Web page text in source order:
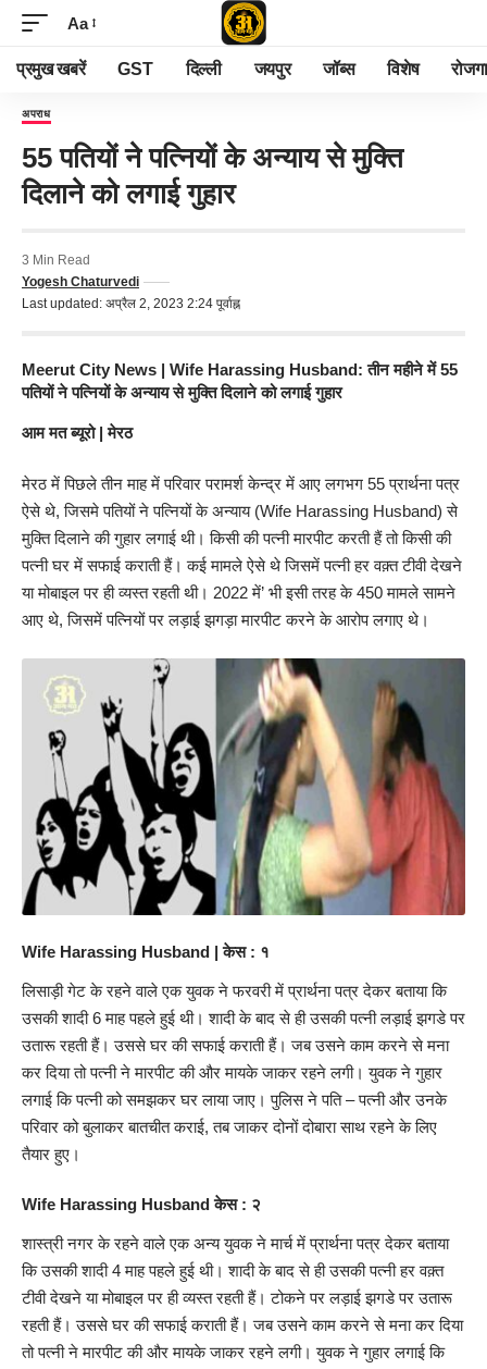
Aa
प्रमुख खबरें GST दिल्ली जयपुर जॉब्स विशेष
अपराध
55 पतियों ने पत्नियों के अन्याय से मुक्ति
दिलाने को लगाई गुहार
Last updated: अप्रैल 2, 2023 2:24 पूर्वाह्न
Yogesh Chaturvedi
3 Min Read
Meerut City News | Wife Harassing Husband: तीन महीने में 55
पतियों ने पत्नियों के अन्याय से मुक्ति दिलाने को लगाई गुहार
आम मत ब्यूरो | मेरठ
मेरठ में पिछले तीन माह में परिवार परामर्श केन्द्र में आए लगभग 55 प्रार्थना पत्र
ऐसे थे, जिसमे पतियों ने पत्नियों के अन्याय (Wife Harassing Husband) से
मुक्ति दिलाने की गुहार लगाई थी। किसी की पत्नी मारपीट करती हैं तो किसी की
पत्नी घर में सफाई कराती हैं। कई मामले ऐसे थे जिसमें पत्नी हर वक़्त टीवी देखने
या मोबाइल पर ही व्यस्त रहती थी। 2022 में’ भी इसी तरह के 450 मामले सामने
आए थे, जिसमें पत्नियों पर लड़ाई झगड़ा मारपीट करने के आरोप लगाए थे।
Wife Harassing Husband | केस : १
लिसाड़ी गेट के रहने वाले एक युवक ने फरवरी में प्रार्थना पत्र देकर बताया कि
उसकी शादी 6 माह पहले हुई थी। शादी के बाद से ही उसकी पत्नी लड़ाई झगडे पर
उतारू रहती हैं। उससे घर की सफाई कराती हैं। जब उसने काम करने से मना
कर दिया तो पत्नी ने मारपीट की और मायके जाकर रहने लगी। युवक ने गुहार
लगाई कि पत्नी को समझकर घर लाया जाए। पुलिस ने पति – पत्नी और उनके
परिवार को बुलाकर बातचीत कराई, तब जाकर दोनों दोबारा साथ रहने के लिए
तैयार हुए।
Wife Harassing Husband केस : २
शास्त्री नगर के रहने वाले एक अन्य युवक ने मार्च में प्रार्थना पत्र देकर बताया
कि उसकी शादी 4 माह पहले हुई थी। शादी के बाद से ही उसकी पत्नी हर वक़्त
टीवी देखने या मोबाइल पर ही व्यस्त रहती हैं। टोकने पर लड़ाई झगडे पर उतारू
रहती हैं। उससे घर की सफाई कराती हैं। जब उसने काम करने से मना कर दिया
तो पत्नी ने मारपीट की और मायके जाकर रहने लगी। युवक ने गुहार लगाई कि